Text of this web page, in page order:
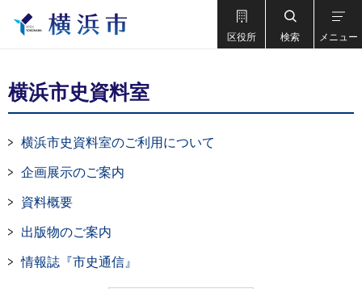
区役所 検索 メニュー
横浜市史資料室
横浜市史資料室のご利用について
企画展示のご案内
資料概要
出版物のご案内
情報誌『市史通信』